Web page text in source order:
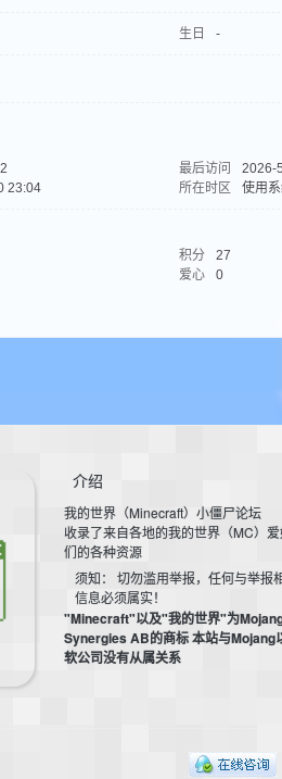
生日 -
最后访问
2026-
23:04 所在时区 使用
积分
27
爱心
0
介绍
我的世界（Minecraft）小僵尸论坛
收录了来自各地的我的世界（MC）
们的各种资源
须知： 切勿滥用举报，任何与举报
信息必须属实！
"Minecraft"以及"我的世界"为
Synergies AB的商标 本站与Mojang
软公司没有从属关系